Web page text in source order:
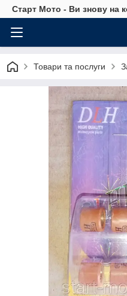
Старт Мото - Ви знову на
Товари та послуги